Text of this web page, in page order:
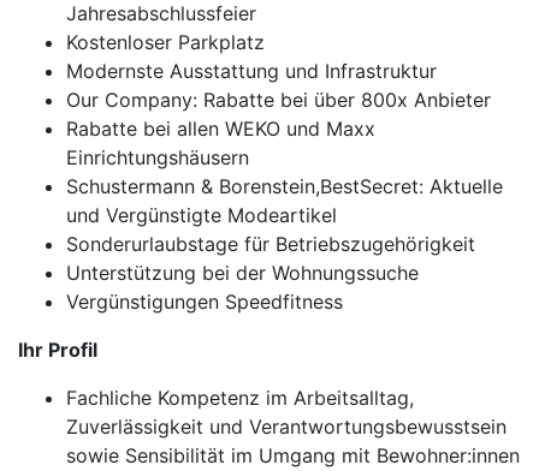
Jahresabschlussfeier
Kostenloser Parkplatz
Modernste Ausstattung und Infrastruktur
Our Company: Rabatte bei über 800x Anbieter
Rabatte bei allen WEKO und Maxx
Einrichtungshäusern
Schustermann & Borenstein,BestSecret: Aktuelle
und Vergünstigte Modeartikel
Sonderurlaubstage für Betriebszugehörigkeit
Unterstützung bei der Wohnungssuche
Vergünstigungen Speedfitness
Ihr Profil
Fachliche Kompetenz im Arbeitsalltag,
Zuverlässigkeit und Verantwortungsbewusstsein
sowie Sensibilität im Umgang mit Bewohner:innen